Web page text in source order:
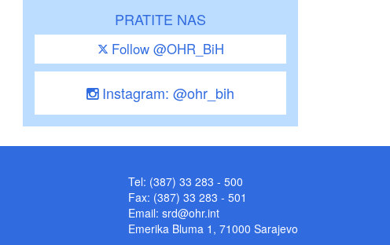
PRATITE NAS
Follow @OHR_BiH
Instagram: @ohr_bih
Tel: (387) 33 283 - 500
Fax: (387) 33 283 - 501
Email: srd@ohr.int
Emerika Bluma 1, 71000 Sarajevo